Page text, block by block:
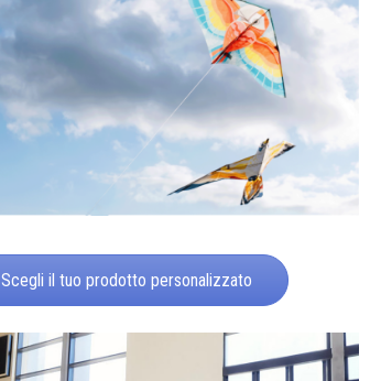
Scegli il tuo prodotto personalizzato